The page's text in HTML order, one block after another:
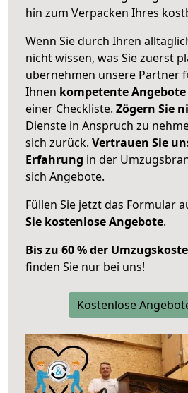
hin zum Verpacken Ihres
Wenn Sie durch Ihren
nicht wissen, was Sie zuerst
übernehmen unsere Partner
Ihnen kompetente Angebote
einer Checkliste. Zögern Sie
Dienste in Anspruch zu
sich zurück. Vertrauen Sie
Erfahrung in der
sich Angebote.
Füllen Sie jetzt das Formular
Sie kostenlose Angebote.
Bis zu 60 % der
finden Sie nur bei uns!
Kostenlose